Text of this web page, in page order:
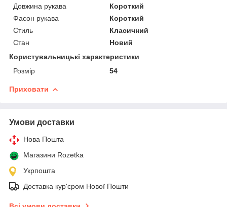
Довжина рукава
Короткий
Фасон рукава
Короткий
Стиль
Класичний
Стан
Новий
Користувальницькі характеристики
Розмір
54
Приховати
Умови доставки
Нова Пошта
Магазини Rozetka
Укрпошта
Доставка кур'єром Нової Пошти